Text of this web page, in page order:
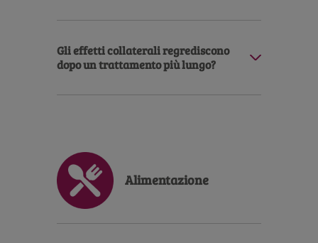
Gli effetti collaterali regrediscono
dopo un trattamento più lungo?
Description
Alimentazione